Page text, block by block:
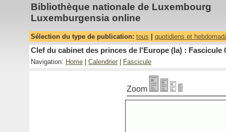
Bibliothèque nationale de Luxembourg
Luxemburgensia online
Sélection du type de publication: tous quotidiens et
Clef du cabinet des princes de l'Europe (la) : Fascicule
Navigation: Home Calendrier Fascicule
Zoom